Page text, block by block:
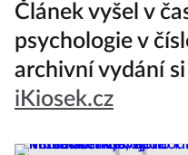
Článek vyšel v
psychologie v
archivní vydání
iKiosek.cz